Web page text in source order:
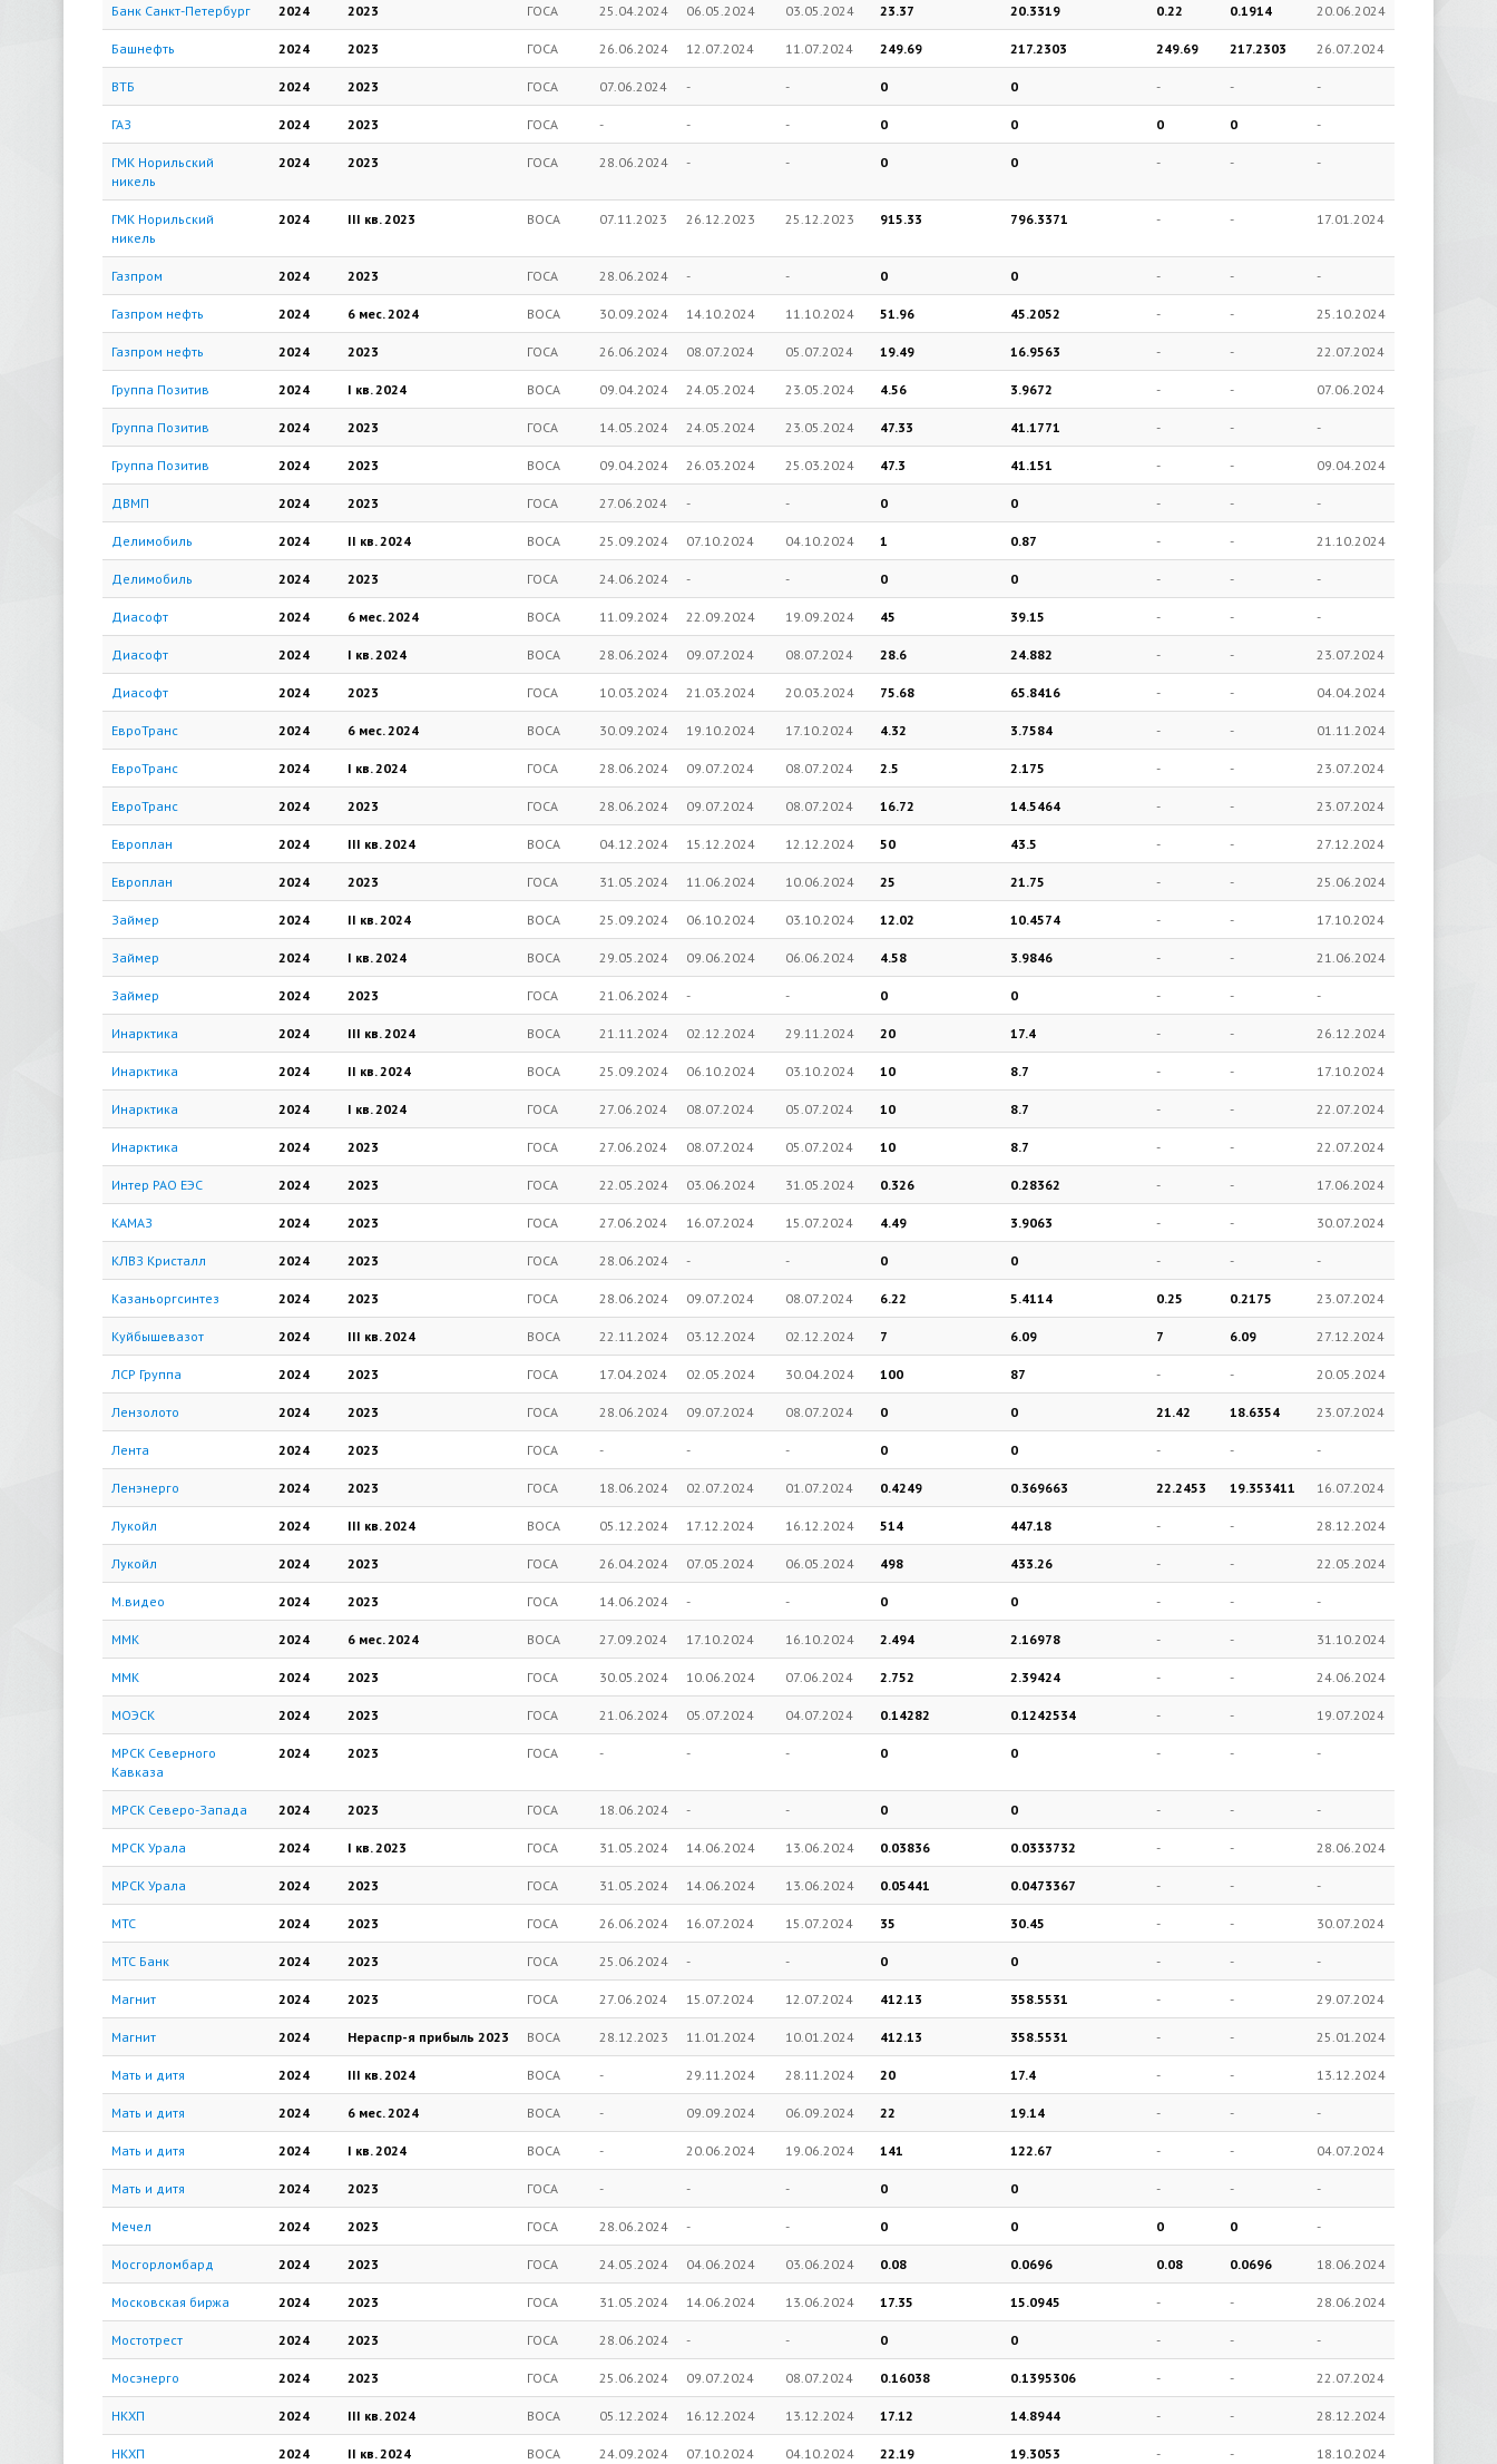
Банк Санкт-Петербург 2024 2023 ГОСА 25.04.2024 06.05.2024 03.05.2024 23.37 20.3319 0.22 0.1914 20.06.2024
Башнефть 2024 2023 ГОСА 26.06.2024 12.07.2024 11.07.2024 249.69 217.2303 249.69 217.2303 26.07.2024
ВТБ 2024 2023 ГОСА 07.06.2024 - - 0 0 - - -
ГАЗ 2024 2023 ГОСА - - - 0 0 0 0 -
ГМК Норильский
никель
2024 2023 ГОСА 28.06.2024 - - 0 0 - - -
ГМК Норильский
никель
2024 III кв.2023 ВОСА 07.11.2023 26.12.2023 25.12.2023 915.33 796.3371 - - 17.01.2024
Газпром 2024 2023 ГОСА 28.06.2024 - - 0 0 - - -
Газпром нефть 2024 6 мес.2024 ВОСА 30.09.2024 14.10.2024 11.10.2024 51.96 45.2052 - - 25.10.2024
Газпром нефть 2024 2023 ГОСА 26.06.2024 08.07.2024 05.07.2024 19.49 16.9563 - - 22.07.2024
Группа Позитив 2024 I кв.2024 ВОСА 09.04.2024 24.05.2024 23.05.2024 4.56 3.9672 - - 07.06.2024
Группа Позитив 2024 2023 ГОСА 14.05.2024 24.05.2024 23.05.2024 47.33 41.1771 - - -
Группа Позитив 2024 2023 ВОСА 09.04.2024 26.03.2024 25.03.2024 47.3 41.151 - - 09.04.2024
ДВМП 2024 2023 ГОСА 27.06.2024 - - 0 0 - - -
Делимобиль 2024 II кв.2024 ВОСА 25.09.2024 07.10.2024 04.10.2024 1 0.87 - - 21.10.2024
Делимобиль 2024 2023 ГОСА 24.06.2024 - - 0 0 - - -
Диасофт 2024 6 мес.2024 ВОСА 11.09.2024 22.09.2024 19.09.2024 45 39.15 - - -
Диасофт 2024 I кв.2024 ВОСА 28.06.2024 09.07.2024 08.07.2024 28.6 24.882 - - 23.07.2024
Диасофт 2024 2023 ГОСА 10.03.2024 21.03.2024 20.03.2024 75.68 65.8416 - - 04.04.2024
ЕвроТранс 2024 6 мес.2024 ВОСА 30.09.2024 19.10.2024 17.10.2024 4.32 3.7584 - - 01.11.2024
ЕвроТранс 2024 I кв.2024 ГОСА 28.06.2024 09.07.2024 08.07.2024 2.5 2.175 - - 23.07.2024
ЕвроТранс 2024 2023 ГОСА 28.06.2024 09.07.2024 08.07.2024 16.72 14.5464 - - 23.07.2024
Европлан 2024 III кв.2024 ВОСА 04.12.2024 15.12.2024 12.12.2024 50 43.5 - - 27.12.2024
Европлан 2024 2023 ГОСА 31.05.2024 11.06.2024 10.06.2024 25 21.75 - - 25.06.2024
Займер 2024 II кв.2024 ВОСА 25.09.2024 06.10.2024 03.10.2024 12.02 10.4574 - - 17.10.2024
Займер 2024 I кв.2024 ВОСА 29.05.2024 09.06.2024 06.06.2024 4.58 3.9846 - - 21.06.2024
Займер 2024 2023 ГОСА 21.06.2024 - - 0 0 - - -
Инарктика 2024 III кв.2024 ВОСА 21.11.2024 02.12.2024 29.11.2024 20 17.4 - - 26.12.2024
Инарктика 2024 II кв.2024 ВОСА 25.09.2024 06.10.2024 03.10.2024 10 8.7 - - 17.10.2024
Инарктика 2024 I кв.2024 ГОСА 27.06.2024 08.07.2024 05.07.2024 10 8.7 - - 22.07.2024
Инарктика 2024 2023 ГОСА 27.06.2024 08.07.2024 05.07.2024 10 8.7 - - 22.07.2024
Интер РАО ЕЭС 2024 2023 ГОСА 22.05.2024 03.06.2024 31.05.2024 0.326 0.28362 - - 17.06.2024
КАМАЗ 2024 2023 ГОСА 27.06.2024 16.07.2024 15.07.2024 4.49 3.9063 - - 30.07.2024
КЛВЗ Кристалл 2024 2023 ГОСА 28.06.2024 - - 0 0 - - -
Казаньоргсинтез 2024 2023 ГОСА 28.06.2024 09.07.2024 08.07.2024 6.22 5.4114 0.25 0.2175 23.07.2024
Куйбышевазот 2024 III кв.2024 ВОСА 22.11.2024 03.12.2024 02.12.2024 7 6.09 7 6.09 27.12.2024
ЛСР Группа 2024 2023 ГОСА 17.04.2024 02.05.2024 30.04.2024 100 87 - - 20.05.2024
Лензолото 2024 2023 ГОСА 28.06.2024 09.07.2024 08.07.2024 0 0 21.42 18.6354 23.07.2024
Лента 2024 2023 ГОСА - - - 0 0 - - -
Ленэнерго 2024 2023 ГОСА 18.06.2024 02.07.2024 01.07.2024 0.4249 0.369663 22.2453 19.353411 16.07.2024
Лукойл 2024 III кв.2024 ВОСА 05.12.2024 17.12.2024 16.12.2024 514 447.18 - - 28.12.2024
Лукойл 2024 2023 ГОСА 26.04.2024 07.05.2024 06.05.2024 498 433.26 - - 22.05.2024
М.видео 2024 2023 ГОСА 14.06.2024 - - 0 0 - - -
ММК 2024 6 мес.2024 ВОСА 27.09.2024 17.10.2024 16.10.2024 2.494 2.16978 - - 31.10.2024
ММК 2024 2023 ГОСА 30.05.2024 10.06.2024 07.06.2024 2.752 2.39424 - - 24.06.2024
МОЭСК 2024 2023 ГОСА 21.06.2024 05.07.2024 04.07.2024 0.14282 0.1242534 - - 19.07.2024
МРСК Северного
Кавказа
2024 2023 ГОСА - - - 0 0 - - -
МРСК Северо-Запада 2024 2023 ГОСА 18.06.2024 - - 0 0 - - -
МРСК Урала 2024 I кв.2023 ГОСА 31.05.2024 14.06.2024 13.06.2024 0.03836 0.0333732 - - 28.06.2024
МРСК Урала 2024 2023 ГОСА 31.05.2024 14.06.2024 13.06.2024 0.05441 0.0473367 - - -
МТС 2024 2023 ГОСА 26.06.2024 16.07.2024 15.07.2024 35 30.45 - - 30.07.2024
МТС Банк 2024 2023 ГОСА 25.06.2024 - - 0 0 - - -
Магнит 2024 2023 ГОСА 27.06.2024 15.07.2024 12.07.2024 412.13 358.5531 - - 29.07.2024
Магнит 2024 Нераспр-я прибыль 2023 ВОСА 28.12.2023 11.01.2024 10.01.2024 412.13 358.5531 - - 25.01.2024
Мать и дитя 2024 III кв.2024 ВОСА - 29.11.2024 28.11.2024 20 17.4 - - 13.12.2024
Мать и дитя 2024 6 мес.2024 ВОСА - 09.09.2024 06.09.2024 22 19.14 - - -
Мать и дитя 2024 I кв.2024 ВОСА - 20.06.2024 19.06.2024 141 122.67 - - 04.07.2024
Мать и дитя 2024 2023 ГОСА - - - 0 0 - - -
Мечел 2024 2023 ГОСА 28.06.2024 - - 0 0 0 0 -
Мосгорломбард 2024 2023 ГОСА 24.05.2024 04.06.2024 03.06.2024 0.08 0.0696 0.08 0.0696 18.06.2024
Московская биржа 2024 2023 ГОСА 31.05.2024 14.06.2024 13.06.2024 17.35 15.0945 - - 28.06.2024
Мостотрест 2024 2023 ГОСА 28.06.2024 - - 0 0 - - -
Мосэнерго 2024 2023 ГОСА 25.06.2024 09.07.2024 08.07.2024 0.16038 0.1395306 - - 22.07.2024
НКХП 2024 III кв.2024 ВОСА 05.12.2024 16.12.2024 13.12.2024 17.12 14.8944 - - 28.12.2024
НКХП 2024 II кв.2024 ВОСА 24.09.2024 07.10.2024 04.10.2024 22.19 19.3053 - - 18.10.2024